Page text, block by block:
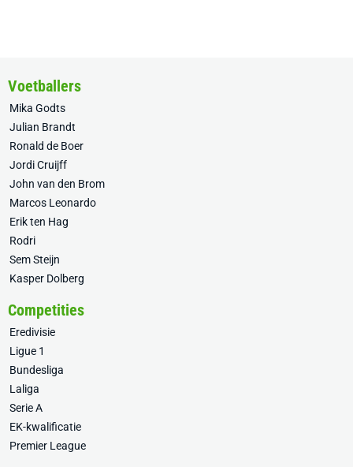
Voetballers
Mika Godts
Julian Brandt
Ronald de Boer
Jordi Cruijff
John van den Brom
Marcos Leonardo
Erik ten Hag
Rodri
Sem Steijn
Kasper Dolberg
Competities
Eredivisie
Ligue 1
Bundesliga
Laliga
Serie A
EK-kwalificatie
Premier League